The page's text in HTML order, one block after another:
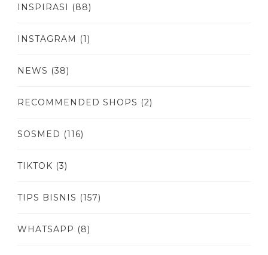
INSPIRASI (88)
INSTAGRAM (1)
NEWS (38)
RECOMMENDED SHOPS (2)
SOSMED (116)
TIKTOK (3)
TIPS BISNIS (157)
WHATSAPP (8)